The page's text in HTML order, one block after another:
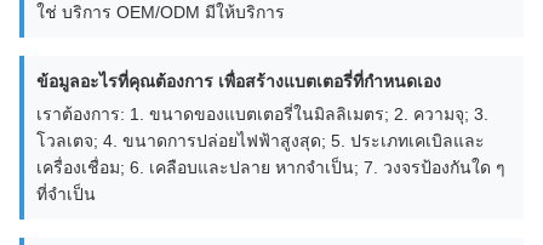
ใช่ บริการ OEM/ODM มีให้บริการ
ข้อมูลอะไรที่คุณต้องการ เพื่อสร้างแบตเตอรี่ที่กําหนดเอง
เราต้องการ: 1. ขนาดของแบตเตอรี่ในมิลลิเมตร; 2. ความจุ; 3.
โวลเตจ; 4. ขนาดการปล่อยไฟฟ้าสูงสุด; 5. ประเภทเคเบิลและ
เครื่องเชื่อม; 6. เคลือบและปลาย หากจําเป็น; 7. วงจรป้องกันใด ๆ
ที่จําเป็น